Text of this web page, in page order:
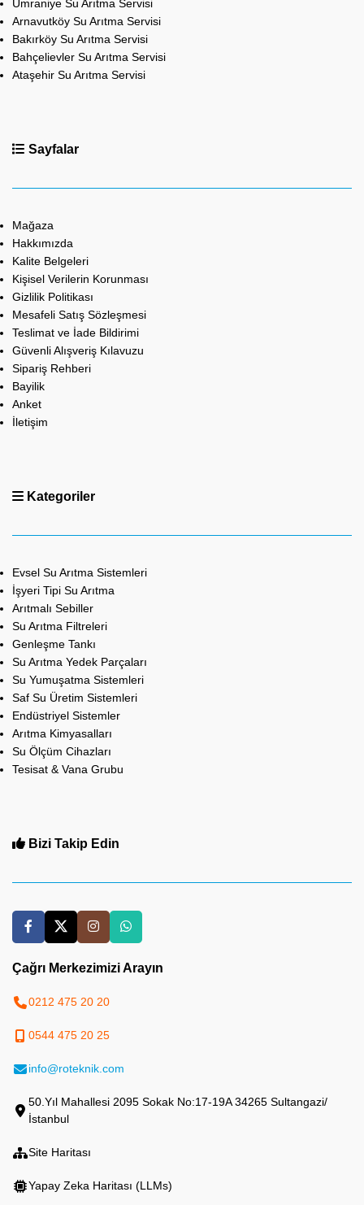
Ümraniye Su Arıtma Servisi
Arnavutköy Su Arıtma Servisi
Bakırköy Su Arıtma Servisi
Bahçelievler Su Arıtma Servisi
Ataşehir Su Arıtma Servisi
Sayfalar
Mağaza
Hakkımızda
Kalite Belgeleri
Kişisel Verilerin Korunması
Gizlilik Politikası
Mesafeli Satış Sözleşmesi
Teslimat ve İade Bildirimi
Güvenli Alışveriş Kılavuzu
Sipariş Rehberi
Bayilik
Anket
İletişim
Kategoriler
Evsel Su Arıtma Sistemleri
İşyeri Tipi Su Arıtma
Arıtmalı Sebiller
Su Arıtma Filtreleri
Genleşme Tankı
Su Arıtma Yedek Parçaları
Su Yumuşatma Sistemleri
Saf Su Üretim Sistemleri
Endüstriyel Sistemler
Arıtma Kimyasalları
Su Ölçüm Cihazları
Tesisat & Vana Grubu
Bizi Takip Edin
Çağrı Merkezimizi Arayın
0212 475 20 20
0544 475 20 25
info@roteknik.com
50.Yıl Mahallesi 2095 Sokak No:17-19A 34265 Sultangazi/
İstanbul
Site Haritası
Yapay Zeka Haritası (LLMs)